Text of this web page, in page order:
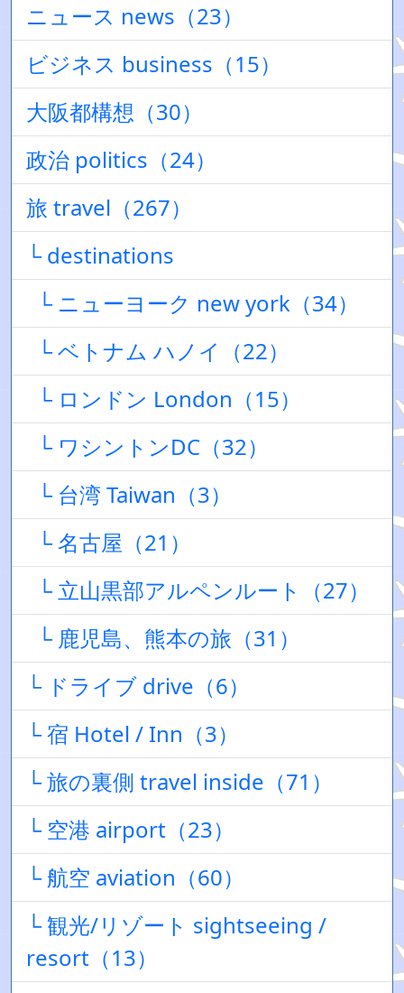
ニュース news（23）
ビジネス business（15）
大阪都構想（30）
政治 politics（24）
旅 travel（267）
└ destinations
└ ニューヨーク new york（34）
└ ベトナム ハノイ（22）
└ ロンドン London（15）
└ ワシントンDC（32）
└ 台湾 Taiwan（3）
└ 名古屋（21）
└ 立山黒部アルペンルート（27）
└ 鹿児島、熊本の旅（31）
└ ドライブ drive（6）
└ 宿 Hotel / Inn（3）
└ 旅の裏側 travel inside（71）
└ 空港 airport（23）
└ 航空 aviation（60）
└ 観光/リゾート sightseeing /
resort（13）